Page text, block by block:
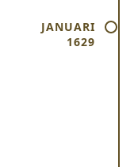
JANUARI
1629